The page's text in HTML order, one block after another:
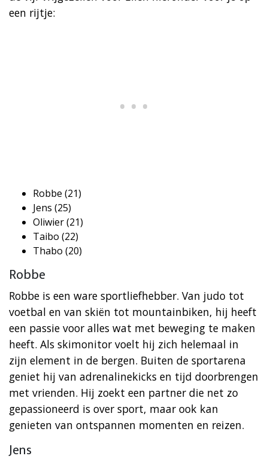
een rijtje:
Robbe (21)
Jens (25)
Oliwier (21)
Taibo (22)
Thabo (20)
Robbe
Robbe is een ware sportliefhebber. Van judo tot
voetbal en van skiën tot mountainbiken, hij heeft
een passie voor alles wat met beweging te maken
heeft. Als skimonitor voelt hij zich helemaal in
zijn element in de bergen. Buiten de sportarena
geniet hij van adrenalinekicks en tijd doorbrengen
met vrienden. Hij zoekt een partner die net zo
gepassioneerd is over sport, maar ook kan
genieten van ontspannen momenten en reizen.
Jens